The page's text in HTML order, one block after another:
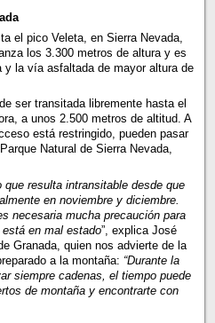
el pico Veleta, en Sierra Nevada,
los 3.300 metros de altura y es
y la vía asfaltada de mayor altura de
ser transitada libremente hasta el
a unos 2.500 metros de altitud. A
está restringido, pueden pasar
Natural de Sierra Nevada,
que resulta intransitable desde que
en noviembre y diciembre.
necesaria mucha precaución para
en mal estado”, explica José
Granada, quien nos advierte de la
a la montaña: “Durante la
siempre cadenas, el tiempo puede
de montaña y encontrarte con